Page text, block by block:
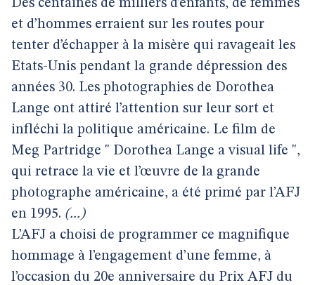
Des centaines de milliers d’enfants, de femmes
et d’hommes erraient sur les routes pour
tenter d’échapper à la misère qui ravageait les
Etats-Unis pendant la grande dépression des
années 30. Les photographies de Dorothea
Lange ont attiré l’attention sur leur sort et
infléchi la politique américaine. Le film de
Meg Partridge " Dorothea Lange a visual life ",
qui retrace la vie et l’œuvre de la grande
photographe américaine, a été primé par l’AFJ
en 1995. (...)
L’AFJ a choisi de programmer ce magnifique
hommage à l’engagement d’une femme, à
l’occasion du 20e anniversaire du Prix AFJ du